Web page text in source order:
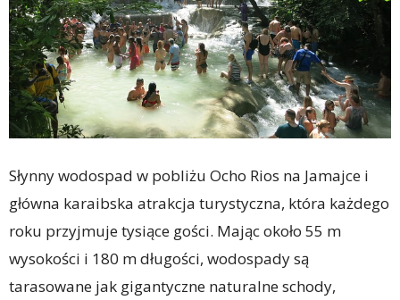
Słynny wodospad w pobliżu Ocho Rios na Jamajce i
główna karaibska atrakcja turystyczna, która każdego
roku przyjmuje tysiące gości. Mając około 55 m
wysokości i 180 m długości, wodospady są
tarasowane jak gigantyczne naturalne schody,